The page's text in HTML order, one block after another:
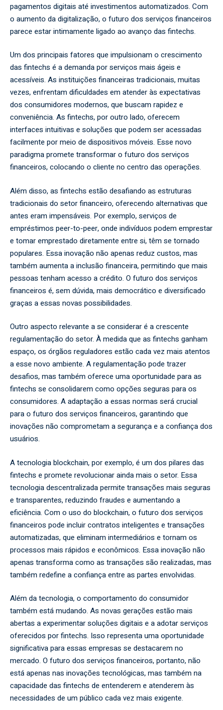
pagamentos digitais até investimentos automatizados. Com
o aumento da digitalização, o futuro dos serviços financeiros
parece estar intimamente ligado ao avanço das fintechs.
Um dos principais fatores que impulsionam o crescimento
das fintechs é a demanda por serviços mais ágeis e
acessíveis. As instituições financeiras tradicionais, muitas
vezes, enfrentam dificuldades em atender às expectativas
dos consumidores modernos, que buscam rapidez e
conveniência. As fintechs, por outro lado, oferecem
interfaces intuitivas e soluções que podem ser acessadas
facilmente por meio de dispositivos móveis. Esse novo
paradigma promete transformar o futuro dos serviços
financeiros, colocando o cliente no centro das operações.
Além disso, as fintechs estão desafiando as estruturas
tradicionais do setor financeiro, oferecendo alternativas que
antes eram impensáveis. Por exemplo, serviços de
empréstimos peer-to-peer, onde indivíduos podem emprestar
e tomar emprestado diretamente entre si, têm se tornado
populares. Essa inovação não apenas reduz custos, mas
também aumenta a inclusão financeira, permitindo que mais
pessoas tenham acesso a crédito. O futuro dos serviços
financeiros é, sem dúvida, mais democrático e diversificado
graças a essas novas possibilidades.
Outro aspecto relevante a se considerar é a crescente
regulamentação do setor. À medida que as fintechs ganham
espaço, os órgãos reguladores estão cada vez mais atentos
a esse novo ambiente. A regulamentação pode trazer
desafios, mas também oferece uma oportunidade para as
fintechs se consolidarem como opções seguras para os
consumidores. A adaptação a essas normas será crucial
para o futuro dos serviços financeiros, garantindo que
inovações não comprometam a segurança e a confiança dos
usuários.
A tecnologia blockchain, por exemplo, é um dos pilares das
fintechs e promete revolucionar ainda mais o setor. Essa
tecnologia descentralizada permite transações mais seguras
e transparentes, reduzindo fraudes e aumentando a
eficiência. Com o uso do blockchain, o futuro dos serviços
financeiros pode incluir contratos inteligentes e transações
automatizadas, que eliminam intermediários e tornam os
processos mais rápidos e econômicos. Essa inovação não
apenas transforma como as transações são realizadas, mas
também redefine a confiança entre as partes envolvidas.
Além da tecnologia, o comportamento do consumidor
também está mudando. As novas gerações estão mais
abertas a experimentar soluções digitais e a adotar serviços
oferecidos por fintechs. Isso representa uma oportunidade
significativa para essas empresas se destacarem no
mercado. O futuro dos serviços financeiros, portanto, não
está apenas nas inovações tecnológicas, mas também na
capacidade das fintechs de entenderem e atenderem às
necessidades de um público cada vez mais exigente.